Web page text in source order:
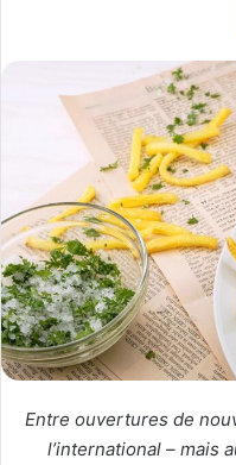
m
a
i
l
Entre ouvertures de
l’international – mais